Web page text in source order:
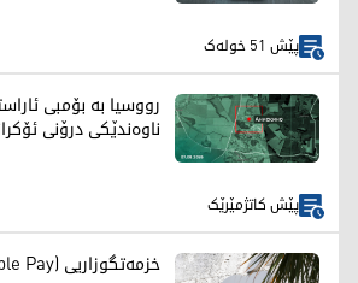
پێش 51 خولەک
رووسیا بە بۆمبی
ناوەندێکی درۆنی
پێش کاتژمێرێک
خزمەتگوزاریی (Apple Pay) دەگاتە عێراق